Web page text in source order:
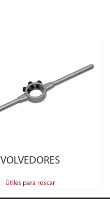
VOLVEDORES
Útiles para roscar